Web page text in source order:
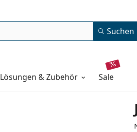
Suchen
Lösungen & Zubehör sale